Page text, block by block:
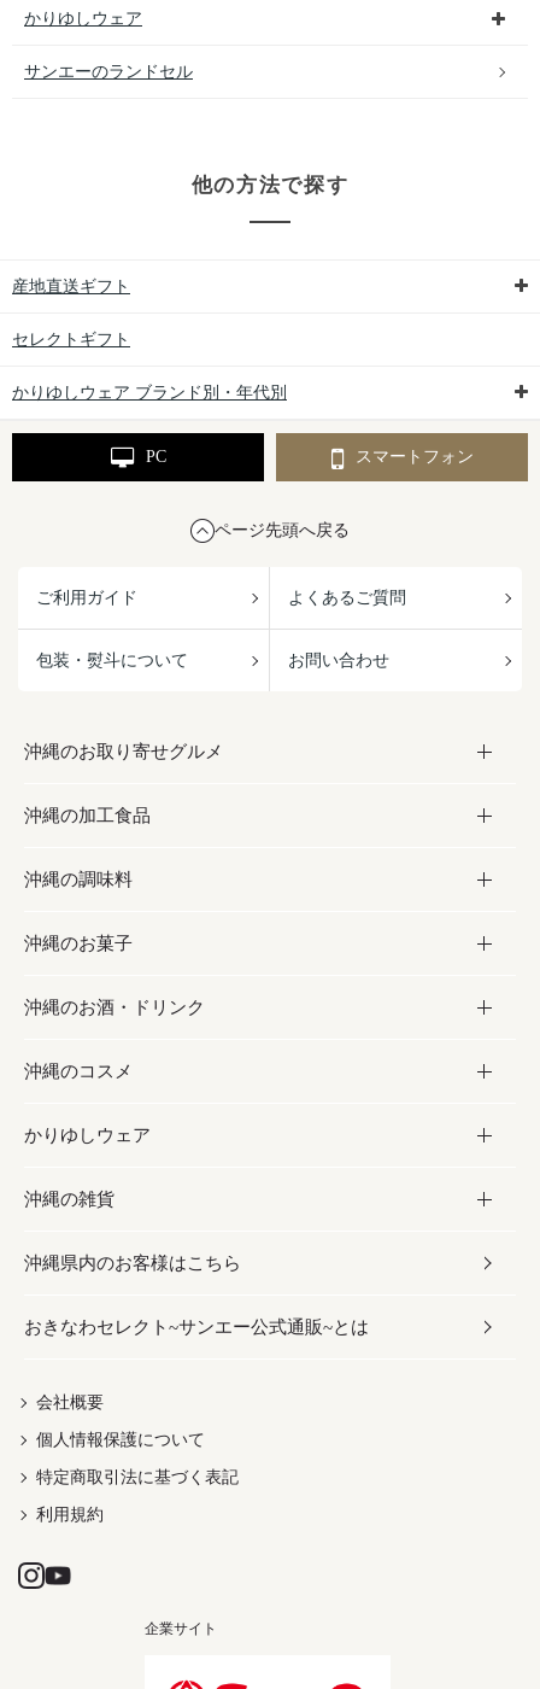
かりゆしウェア
サンエーのランドセル
他の方法で探す
産地直送ギフト
セレクトギフト
かりゆしウェア ブランド別・年代別
PC スマートフォン
ページ先頭へ戻る
ご利用ガイド よくあるご質問
包装・熨斗について お問い合わせ
沖縄のお取り寄せグルメ
お取り寄せグルメ
フルーツ・野菜
お肉
海産物
沖縄の加工食品
加工食品
缶詰／パウチ
沖縄料理
沖縄そば／乾麺
レトルト食品
乾物／粉類
沖縄の調味料
調味料
砂糖／黒砂糖
塩
お酢／ドレッシング
しょうゆ
みそ
だし／スパイス／島唐辛子
沖縄のお菓子
お菓子
黒糖
ちんすこう
伝統菓子
スナック
おつまみ
紅芋
沖縄のお酒・ドリンク
お酒・ドリンク
泡盛
ビール・チューハイ
ワイン・ウィスキー・カクテル
ドリンク
茶葉
沖縄のコスメ
コスメ
スキンケア
ボディケア
ヘアケア
UVケア
かりゆしウェア
かりゆしウェア
メンズ
レディース
沖縄の雑貨
雑貨
沖縄ファッション
伝統工芸品
沖縄県内のお客様はこちら
おきなわセレクト~サンエー公式通販~とは
会社概要
個人情報保護について
特定商取引法に基づく表記
利用規約
企業サイト